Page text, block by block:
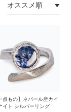
点もの】ネパール産カイ
イト シルバーリング